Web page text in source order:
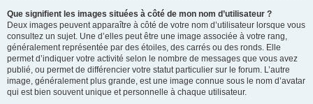
Que signifient les images situées à côté de mon nom d’utilisateur ?
Deux images peuvent apparaître à côté de votre nom d’utilisateur lorsque vous
consultez un sujet. Une d’elles peut être une image associée à votre rang,
généralement représentée par des étoiles, des carrés ou des ronds. Elle
permet d’indiquer votre activité selon le nombre de messages que vous avez
publié, ou permet de différencier votre statut particulier sur le forum. L’autre
image, généralement plus grande, est une image connue sous le nom d’avatar
qui est bien souvent unique et personnelle à chaque utilisateur.